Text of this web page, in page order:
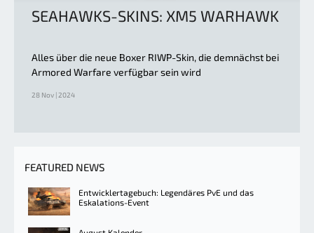
SEAHAWKS-SKINS: XM5 WARHAWK
Alles über die neue Boxer RIWP-Skin, die demnächst bei
Armored Warfare verfügbar sein wird
28 Nov | 2024
FEATURED NEWS
Entwicklertagebuch: Legendäres PvE und das
Eskalations-Event